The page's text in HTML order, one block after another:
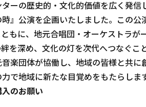
ーの歴史的・文化的価値を広く発信
』公演を企画いたしました。この公
もに、地元合唱団・オーケストラが
を深め、文化の灯を次代へつなぐこ
楽団体が協働し、地域の皆様と共に
で地域に新たな目覚めをもたらします
のお願い